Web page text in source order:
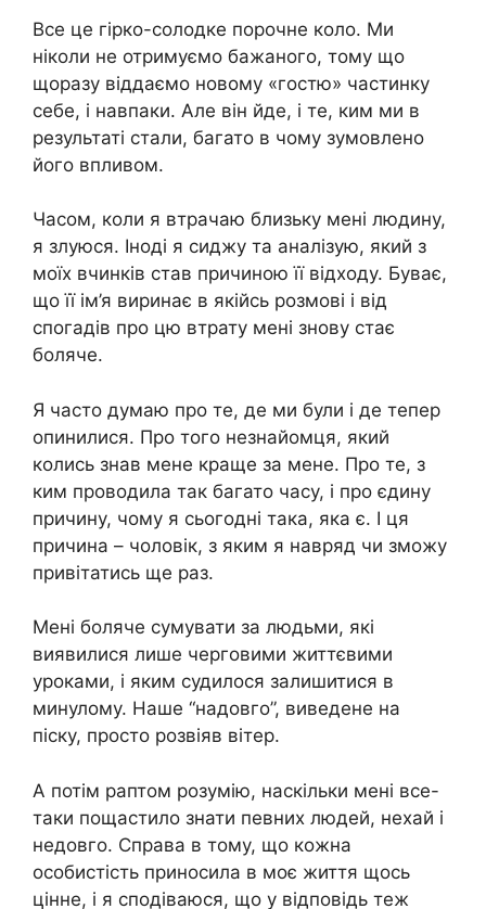
Все це гірко-солодке порочне коло. Ми
ніколи не отримуємо бажаного, тому що
щоразу віддаємо новому «гостю» частинку
себе, і навпаки. Але він йде, і те, ким ми в
результаті стали, багато в чому зумовлено
його впливом.
Часом, коли я втрачаю близьку мені людину,
я злуюся. Іноді я сиджу та аналізую, який з
моїх вчинків став причиною її відходу. Буває,
що її ім’я виринає в якійсь розмові і від
спогадів про цю втрату мені знову стає
боляче.
Я часто думаю про те, де ми були і де тепер
опинилися. Про того незнайомця, який
колись знав мене краще за мене. Про те, з
ким проводила так багато часу, і про єдину
причину, чому я сьогодні така, яка є. І ця
причина – чоловік, з яким я навряд чи зможу
привітатись ще раз.
Мені боляче сумувати за людьми, які
виявилися лише черговими життєвими
уроками, і яким судилося залишитися в
минулому. Наше “надовго”, виведене на
піску, просто розвіяв вітер.
А потім раптом розумію, наскільки мені все-
таки пощастило знати певних людей, нехай і
недовго. Справа в тому, що кожна
особистість приносила в моє життя щось
цінне, і я сподіваюся, що у відповідь теж